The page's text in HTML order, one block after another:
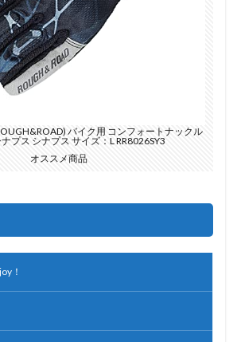
バイク用 コンフォートナックル
プス シナプス サイズ：L RR8026SY3
オススメ商品
！